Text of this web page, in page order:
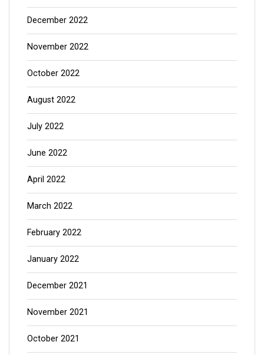
December 2022
November 2022
October 2022
August 2022
July 2022
June 2022
April 2022
March 2022
February 2022
January 2022
December 2021
November 2021
October 2021